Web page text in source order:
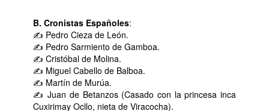
B. Cronistas Españoles:
✍ Pedro Cieza de León.
✍ Pedro Sarmiento de Gamboa.
✍ Cristóbal de Molina.
✍ Miguel Cabello de Balboa.
✍ Martín de Murúa.
✍ Juan de Betanzos (Casado con la princesa inca
Cuxirimay Ocllo, nieta de Viracocha).